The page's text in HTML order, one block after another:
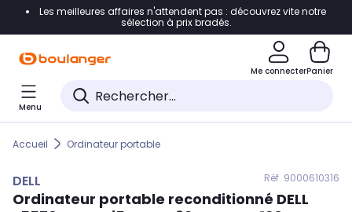
Accéder directement à la navigation
Accéder directement au pied de page
Accéder directement au chatbot
Les meilleures affaires n'attendent pas : découvrez vite notre
sélection à prix bradés.
Me connecterPanier
Menu
Accueil Ordinateur portable
DELL Réf. 9000610316
Ordinateur portable reconditionné DELL